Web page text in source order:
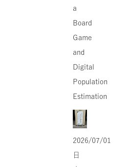
a
Board
Game
and
Digital
Population
Estimation
2026/07/01
日